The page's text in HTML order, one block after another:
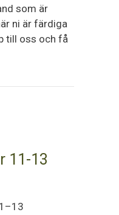
som är
ni är färdiga
till oss och få
11-13